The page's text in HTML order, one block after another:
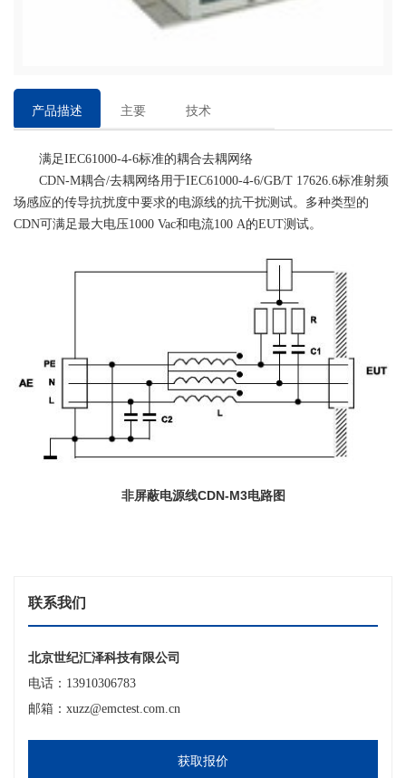
产品描述
主要
技术
满足IEC61000-4-6标准的耦合去耦网络
CDN-M耦合/去耦网络用于IEC61000-4-6/GB/T 17626.6标准射频
场感应的传导抗扰度中要求的电源线的抗干扰测试。多种类型的
CDN可满足最大电压1000 Vac和电流100 A的EUT测试。
非屏蔽电源线CDN-M3电路图
联系我们
北京世纪汇泽科技有限公司
电话：13910306783
邮箱：xuzz@emctest.com.cn
获取报价